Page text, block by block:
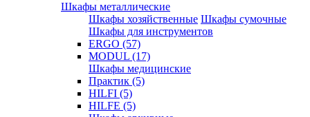
Шкафы металлические
Шкафы хозяйственные Шкафы сумочные
Шкафы для инструментов
ERGO (57)
MODUL (17)
Шкафы медицинские
Практик (5)
HILFI (5)
HILFE (5)